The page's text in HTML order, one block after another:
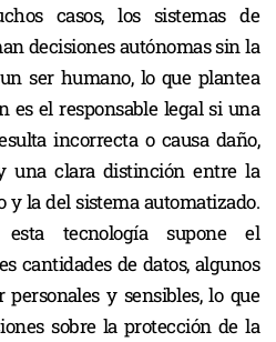
casos, los sistemas de
decisiones autónomas sin la
ser humano, lo que plantea
es el responsable legal si una
incorrecta o causa daño,
una clara distinción entre la
y la del sistema automatizado.
tecnología supone el
cantidades de datos, algunos
y sensibles, lo que
sobre la protección de la